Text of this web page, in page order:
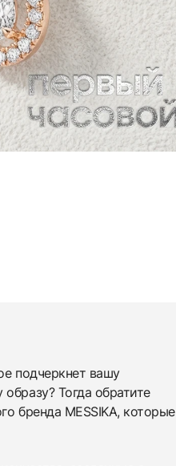
подчеркнет вашу
Тогда обратите
бренда MESSIKA, которые